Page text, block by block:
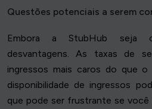
Questões potenciais a serem
Embora a StubHub seja
desvantagens. As taxas de
ingressos mais caros do que o
disponibilidade de ingressos
que pode ser frustrante se